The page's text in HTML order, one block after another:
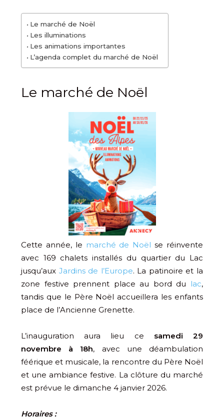
Le marché de Noël
Les illuminations
Les animations importantes
L’agenda complet du marché de Noël
Le marché de Noël
Cette année, le marché de Noël se réinvente
avec 169 chalets installés du quartier du Lac
jusqu’aux Jardins de l’Europe. La patinoire et la
zone festive prennent place au bord du
lac,
tandis que le Père Noël accueillera les enfants
place de l’Ancienne Grenette.
L’inauguration aura lieu ce samedi 29
novembre à 18h, avec une déambulation
féérique et musicale, la rencontre du Père Noël
et une ambiance festive. La clôture du marché
est prévue le dimanche 4 janvier 2026.
Horaires :